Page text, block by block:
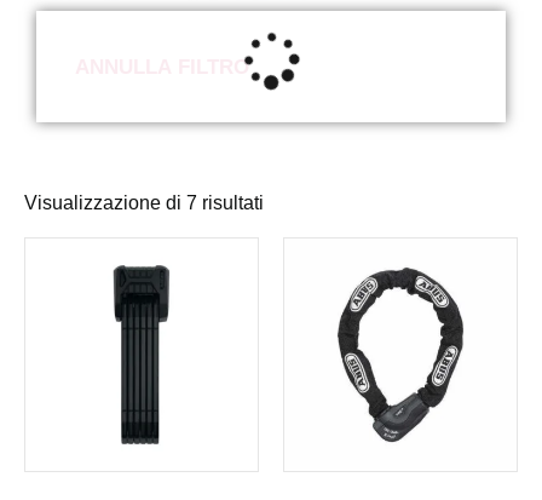
ANNULLA FILTRO
Visualizzazione di 7 risultati